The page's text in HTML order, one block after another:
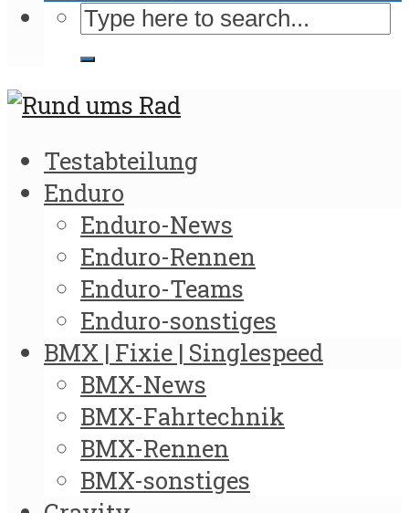
Testabteilung
Enduro
Enduro-News
Enduro-Rennen
Enduro-Teams
Enduro-sonstiges
BMX | Fixie | Singlespeed
BMX-News
BMX-Fahrtechnik
BMX-Rennen
BMX-sonstiges